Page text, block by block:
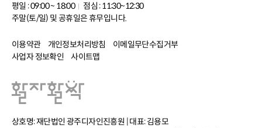
상호명: 재단법인 광주디자인진흥원 | 대표: 김용모
평일 : 09:00 ~ 18:00
점심 : 11:30~12:30
주말(토/일) 및 공휴일은 휴무입니다.
이용약관 개인정보처리방침
이메일무단수집거부
사업자 정보확인
사이트맵